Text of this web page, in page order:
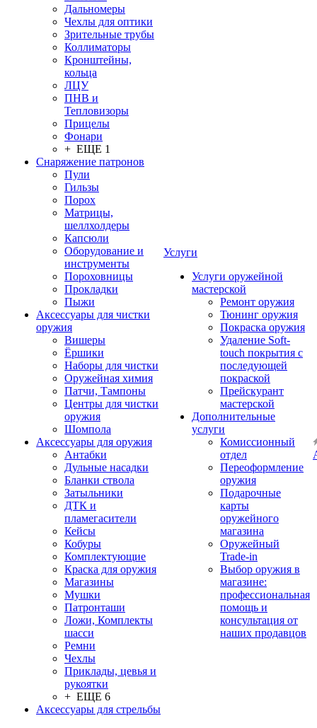
Дальномеры
Чехлы для оптики
Зрительные трубы
Коллиматоры
Кронштейны,
кольца
ЛЦУ
ПНВ и
Тепловизоры
Прицелы
Фонари
+ ЕЩЕ 1
Снаряжение патронов
Пули
Гильзы
Порох
Матрицы,
шеллхолдеры
Капсюли
Оборудование и
инструменты
Пороховницы
Прокладки
Пыжи
Аксессуары для чистки
оружия
Вишеры
Ёршики
Наборы для чистки
Оружейная химия
Патчи, Тампоны
Центры для чистки
оружия
Шомпола
Аксессуары для оружия
Антабки
Дульные насадки
Бланки ствола
Затыльники
ДТК и
пламегасители
Кейсы
Кобуры
Комплектующие
Краска для оружия
Магазины
Мушки
Патронташи
Ложи, Комплекты
шасси
Ремни
Чехлы
Приклады, цевья и
рукоятки
+ ЕЩЕ 6
Аксессуары для стрельбы
Услуги
Услуги оружейной
мастерской
Ремонт оружия
Тюнинг оружия
Покраска оружия
Удаление Soft-
touch покрытия с
последующей
покраской
Прейскурант
мастерской
Дополнительные
услуги
Комиссионный
отдел
Переоформление
оружия
Подарочные
карты
оружейного
магазина
Оружейный
Trade-in
Выбор оружия в
магазине:
профессиональная
помощь и
консультация от
наших продавцов